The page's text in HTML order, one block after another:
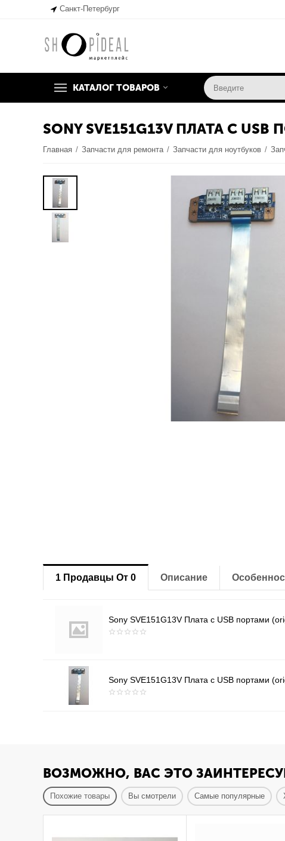
Санкт-Петербург
КАТАЛОГ ТОВАРОВ
SONY SVE151G13V ПЛАТА С
Главная / Запчасти для ремонта / Запчасти для ноутбуков /
1 Продавцы От 0 Описание
Sony SVE151G13V Плата с USB портами
Sony SVE151G13V Плата с USB портами
ВОЗМОЖНО, ВАС ЭТО
Похожие товары Вы смотрели Самые популярные